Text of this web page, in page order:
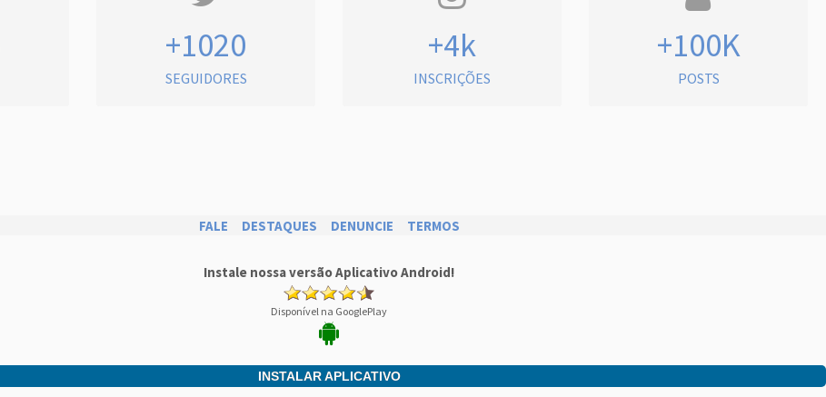
+1020
SEGUIDORES
+4k
INSCRIÇÕES
+100K
POSTS
FALE DESTAQUES DENUNCIE TERMOS
Instale nossa versão Aplicativo Android!
Disponível na GooglePlay
INSTALAR APLICATIVO